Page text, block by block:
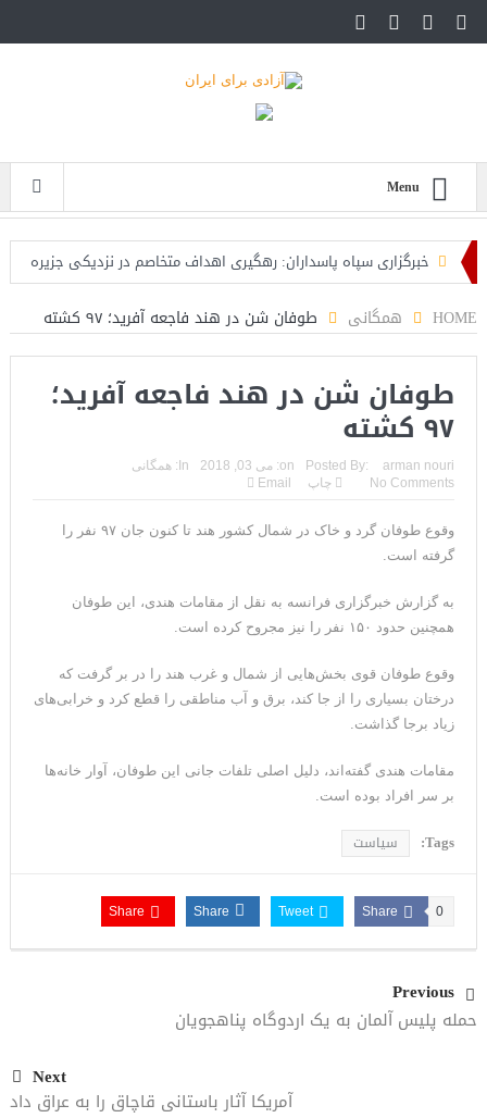
Menu
خبرگزاری سپاه پاسداران: رهگیری اهداف متخاصم در نزدیکی جزیره
پابرجاست
ایران؛ واکنش ترامپ و معاونش به اقدام تفرقه‌افکنان/سفر ژنرال
منیر به عربستان
ایران را می‌گیرد
۱۰ تریلیون دلار؛ چگونه جرایم سایبری به سومین اقتصاد بزرگ جهان
تبدیل شد؟
ترامپ: پیروزی عبدال السید اسرائیل‌ستیز، خبر خوبی برای
جمهوری‌خواهان است
تنگه هرمز؛ از سخنان تازه ترامپ چنین برمیآید که توافقی به دست
نیامده است
فیلم؛ هشدار قاطعانه نتانیاهو به پاسدار احمد وحیدی، سرکرده
خبرگزاری رویترز از اختلاف نظر در مذاکرات در باره تنگه هرمز خبر داد
می‌دهیم
HOME همگانی طوفان شن در هند فاجعه آفرید؛ ۹۷ کشته
طوفان شن در هند فاجعه آفرید؛
۹۷ کشته
Posted By: arman nouri
on: می 03, 2018 In:
همگانی
No Comments
چاپ Email
وقوع طوفان گرد و خاک در شمال کشور هند تا کنون جان ۹۷ نفر را
گرفته است.
به گزارش خبرگزاری فرانسه به نقل از مقامات هندی، این طوفان
همچنین حدود ۱۵۰ نفر را نیز مجروح کرده است.
وقوع طوفان قوی بخش‌هایی از شمال و غرب هند را در بر گرفت که
درختان بسیاری را از جا کند، برق و آب مناطقی را قطع کرد و خرابی‌های
زیاد برجا گذاشت.
مقامات هندی گفته‌اند، دلیل اصلی تلفات جانی این طوفان، آوار خانه‌ها
بر سر افراد بوده است.
Tags: سیاست
Share 0
Tweet
Share
Share
Previous
حمله پلیس آلمان به یک اردوگاه پناهجویان
Next
آمریکا آثار باستانی قاچاق را به عراق داد